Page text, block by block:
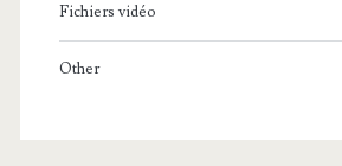
Fichiers vidéo
Other